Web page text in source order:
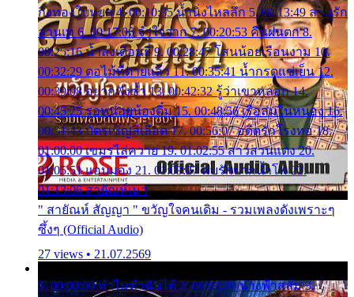
กิ่งทองใบหยก 4. 00:10:35 น้ำนิ่งไหลลึก 5. 00:13:49 ลานรัก
ลานเท 6. 00:17:06 จำใจจาก 7. 00:20:53 คืนฝนตก 8.
00:25:16 น้ำลงเดือนยี่ 9. 00:28:47 โสนน้อยเรือนงาม 10.
00:32:29 ตอไม้ที่ตายแล้ว 11. 00:35:41 น้ำกรดแช่เย็น 12.
00:39:08 อยากฟังซ้ำ 13. 00:42:32 รู้ว่าเขาหลอก 14.
00:45:25 รอหน่อยน้องติ๋ม 15. 00:48:56 เรือล่มในหนอง 16.
00:51:43 บัตรเชิญสีเลือด 17. 00:56:07 อดีตรักโรงทอ 18.
01:00:00 เขมรไล่ควาย 19. 01:02:55 สาวสวนแตง 20.
01:05:51 แอบมอง 21. 01:09:27 พบรักปากน้ำโพ 22.
01:13:06 สายัณห์เมา
" สายัณห์ สัญญา " ขวัญใจคนเดิม - รวมเพลงดังเพราะๆ
ซึ้งๆ (Official Audio)
27 views • 21.07.2569
1. 00:00:00 ทำไมทำฉันได้ 2. 00:03:20 นางฟ้าสลัม 3.